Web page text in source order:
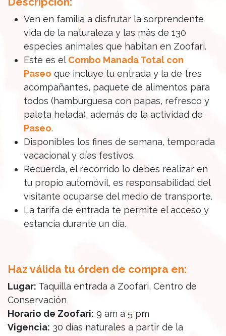
Ven en familia a disfrutar la sorprendente
vida de la naturaleza y las más de 130
especies animales que habitan en Zoofari.
Este es el Combo Manada Total con
Paseo que incluye tu entrada y la de tres
acompañantes, paquete de alimentos para
todos (hamburguesa con papas, refresco y
paleta helada), además de la actividad de
Paseo​.
Disponibles los fines de semana, temporada
vacacional y días festivos.
Recuerda, el recorrido lo debes realizar en
tu propio automóvil, es responsabilidad del
visitante ocuparse del medio de transporte.
La tarifa de entrada te permite el acceso y
estancia durante un día.
Haz válida tu órden de compra en:
Lugar: Taquilla entrada a Zoofari, Centro de
Conservación
Horario de Zoofari: 9 am a 5 pm
Vigencia: 30 días naturales a partir de la